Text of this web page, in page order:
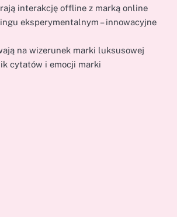
interakcję offline z marką online
eksperymentalnym – innowacyjne
na wizerunek marki luksusowej
cytatów i emocji marki